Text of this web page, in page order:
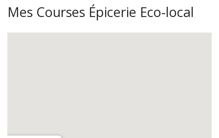
Mes Courses Épicerie Eco-local